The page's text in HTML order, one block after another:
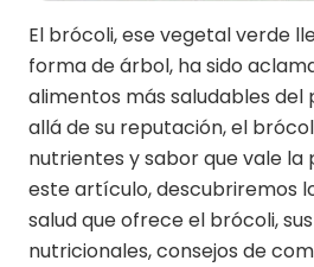
El brócoli, ese vegetal verde
forma de árbol, ha sido
alimentos más saludables del
allá de su reputación, el
nutrientes y sabor que vale la
este artículo, descubriremos
salud que ofrece el brócoli,
nutricionales, consejos de